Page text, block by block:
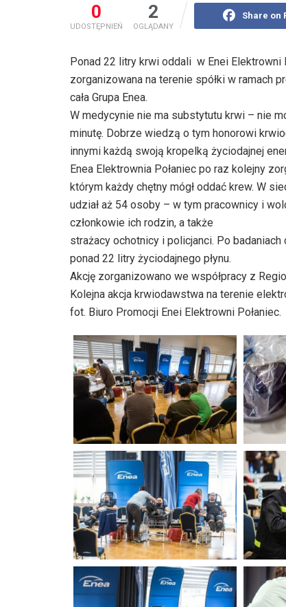
0
UDOSTĘPNIEŃ
2
OGLĄDANY
Share on
Ponad 22 litry krwi oddali w Enei Elektrowni
zorganizowana na terenie spółki w ramach
cała Grupa Enea.
W medycynie nie ma substytutu krwi – nie
minutę. Dobrze wiedzą o tym honorowi
innymi każdą swoją kropelką życiodajnej
Enea Elektrownia Połaniec po raz kolejny
którym każdy chętny mógł oddać krew. W
udział aż 54 osoby – w tym pracownicy i
członkowie ich rodzin, a także
strażacy ochotnicy i policjanci. Po
ponad 22 litry życiodajnego płynu.
Akcję zorganizowano we współpracy z
Kolejna akcja krwiodawstwa na terenie
fot. Biuro Promocji Enei Elektrowni Połaniec.